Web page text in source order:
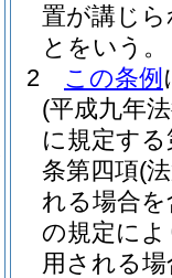
置が講じ
とをいう。
2
この条例
(平成九年
に規定す
条第四項(
れる場合
の規定に
用される